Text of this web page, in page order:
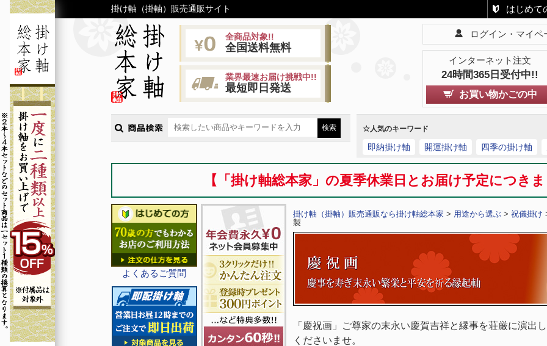
掛け軸（掛軸）販売通販サイト はじめて
全商品対象!!
全国送料無料
業界最速お届け挑戦中!!
最短即日発送
ログイン・マイペ
インターネット注文
24時間365日受付中!!
お買い物かごの中
☆人気のキーワード
即納掛け軸 開運掛け軸 四季の掛け軸
【「掛け軸総本家」の夏季休業日とお届け予定につ
よくあるご質問
掛け軸（掛軸）販売通販なら掛け軸総本家 > 用途から選ぶ > 祝儀掛け
製
「慶祝画」ご尊家の末永い慶賀吉祥と縁事を荘厳に演出
くださいませ。